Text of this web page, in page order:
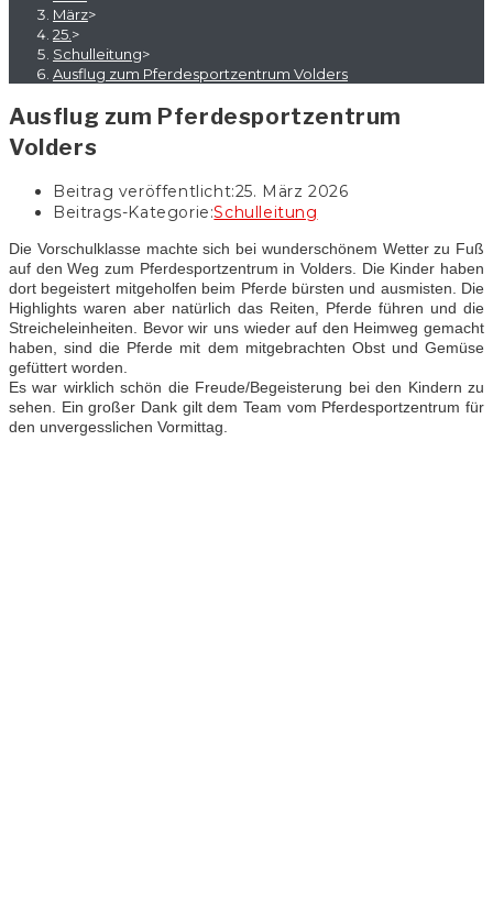
März>
25. >
Schulleitung>
Ausflug zum Pferdesportzentrum Volders
Ausflug zum Pferdesportzentrum
Volders
Beitrag veröffentlicht:25. März 2026
Beitrags-Kategorie:Schulleitung
Die Vorschulklasse machte sich bei wunderschönem Wetter zu Fuß
auf den Weg zum Pferdesportzentrum in Volders. Die Kinder haben
dort begeistert mitgeholfen beim Pferde bürsten und ausmisten. Die
Highlights waren aber natürlich das Reiten, Pferde führen und die
Streicheleinheiten. Bevor wir uns wieder auf den Heimweg gemacht
haben, sind die Pferde mit dem mitgebrachten Obst und Gemüse
gefüttert worden.
Es war wirklich schön die Freude/Begeisterung bei den Kindern zu
sehen. Ein großer Dank gilt dem Team vom Pferdesportzentrum für
den unvergesslichen Vormittag.